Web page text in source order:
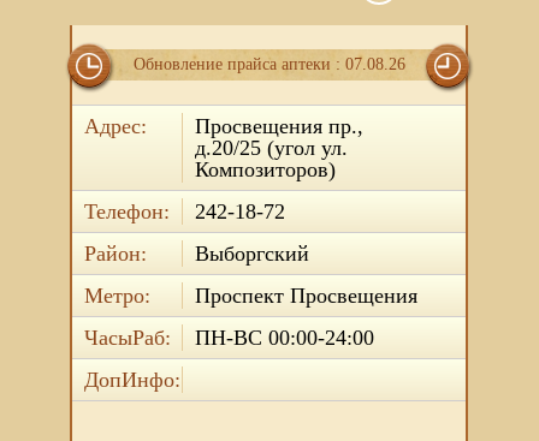
Обновление прайса аптеки : 07.08.26
Адрес:
Просвещения пр.,
д.20/25 (угол ул.
Композиторов)
Телефон:
242-18-72
Район:
Выборгский
Метро:
Проспект Просвещения
ЧасыРаб:
ПН-ВС 00:00-24:00
ДопИнфо: